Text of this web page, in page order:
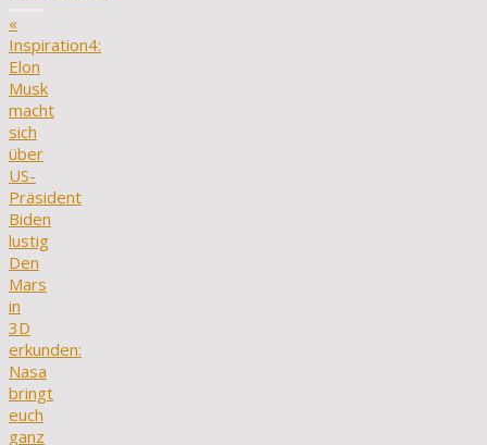
«
Inspiration4:
Elon
Musk
macht
sich
über
US-
Präsident
Biden
lustig
Den
Mars
in
3D
erkunden:
Nasa
bringt
euch
ganz